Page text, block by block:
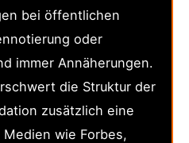
bei öffentlichen
oder
immer Annäherungen.
die Struktur der
zusätzlich eine
wie Forbes,